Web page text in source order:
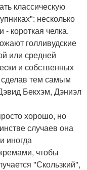
классическую
несколько
короткая челка.
голливудские
или средней
и собственных
тем самым
Бекхэм, Дэниэл
хорошо, но
случаев она
иногда
чтобы
"Скользкий",